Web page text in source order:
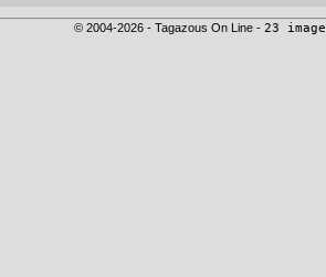
© 2004-2026 - Tagazous On Line - 23